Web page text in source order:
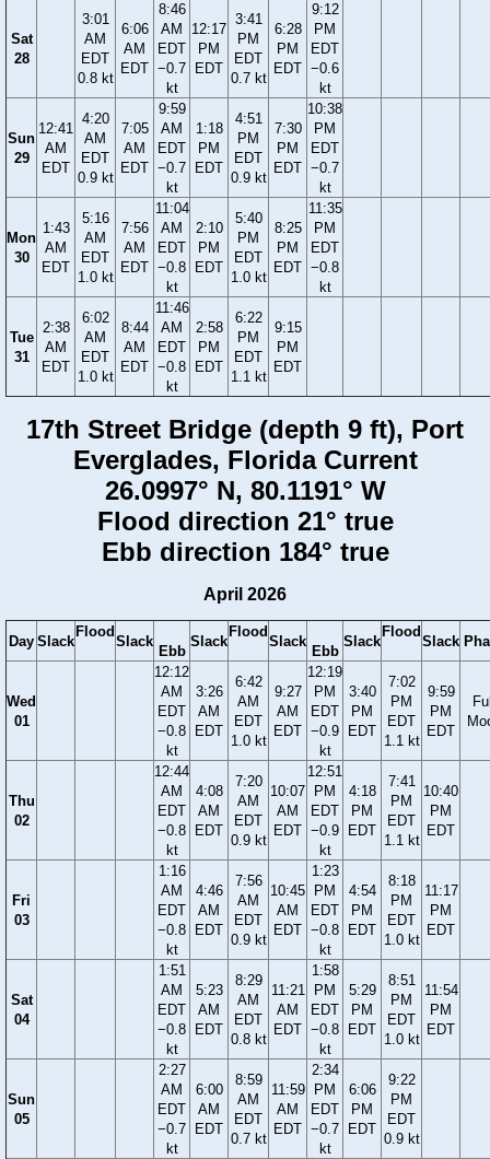
Sat
28
3:01
AM
EDT
0.8 kt
6:06
AM
EDT
8:46
AM
EDT
−0.7
kt
12:17
PM
EDT
3:41
PM
EDT
0.7 kt
6:28
PM
EDT
9:12
PM
EDT
−0.6
kt
Sun
29
12:41
AM
EDT
4:20
AM
EDT
0.9 kt
7:05
AM
EDT
9:59
AM
EDT
−0.7
kt
1:18
PM
EDT
4:51
PM
EDT
0.9 kt
7:30
PM
EDT
10:38
PM
EDT
−0.7
kt
Mon
30
1:43
AM
EDT
5:16
AM
EDT
1.0 kt
7:56
AM
EDT
11:04
AM
EDT
−0.8
kt
2:10
PM
EDT
5:40
PM
EDT
1.0 kt
8:25
PM
EDT
11:35
PM
EDT
−0.8
kt
Tue
31
2:38
AM
EDT
6:02
AM
EDT
1.0 kt
8:44
AM
EDT
11:46
AM
EDT
−0.8
kt
2:58
PM
EDT
6:22
PM
EDT
1.1 kt
9:15
PM
EDT
17th Street Bridge (depth 9 ft), Port
Everglades, Florida Current
26.0997° N, 80.1191° W
Flood direction 21° true
Ebb direction 184° true
April 2026
Day Slack
Flood
Slack
Ebb
Slack
Flood
Slack
Ebb
Slack
Flood
Slack
Wed
01
12:12
AM
EDT
−0.8
kt
3:26
AM
EDT
6:42
AM
EDT
1.0 kt
9:27
AM
EDT
12:19
PM
EDT
−0.9
kt
3:40
PM
EDT
7:02
PM
EDT
1.1 kt
9:59
PM
EDT
Thu
02
12:44
AM
EDT
−0.8
kt
4:08
AM
EDT
7:20
AM
EDT
0.9 kt
10:07
AM
EDT
12:51
PM
EDT
−0.9
kt
4:18
PM
EDT
7:41
PM
EDT
1.1 kt
10:40
PM
EDT
Fri
03
1:16
AM
EDT
−0.8
kt
4:46
AM
EDT
7:56
AM
EDT
0.9 kt
10:45
AM
EDT
1:23
PM
EDT
−0.8
kt
4:54
PM
EDT
8:18
PM
EDT
1.0 kt
11:17
PM
EDT
Sat
04
1:51
AM
EDT
−0.8
kt
5:23
AM
EDT
8:29
AM
EDT
0.8 kt
11:21
AM
EDT
1:58
PM
EDT
−0.8
kt
5:29
PM
EDT
8:51
PM
EDT
1.0 kt
11:54
PM
EDT
Sun
05
2:27
AM
EDT
−0.7
kt
6:00
AM
EDT
8:59
AM
EDT
0.7 kt
11:59
AM
EDT
2:34
PM
EDT
−0.7
kt
6:06
PM
EDT
9:22
PM
EDT
0.9 kt